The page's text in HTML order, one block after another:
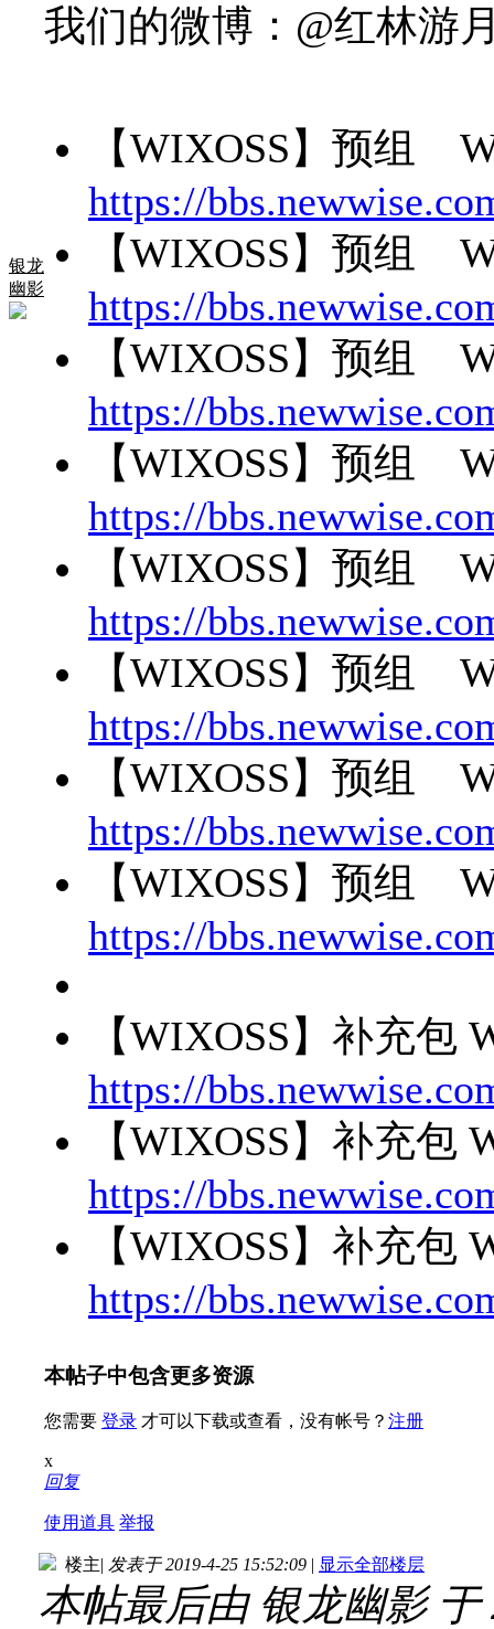
银龙
幽影
我们的微博：@红林游
【WIXOSS】预组
https://
【WIXOSS】预组
https://
【WIXOSS】预组
https://
【WIXOSS】预组
https://
【WIXOSS】预组
https://
【WIXOSS】预组
https://
【WIXOSS】预组
https://
【WIXOSS】预组
https://
【WIXOSS】补充包
https://
【WIXOSS】补充包
https://
【WIXOSS】补充包
https://
本帖子中包含更多资源
您需要 登录 才可以下载或查看，没有帐号？ 注册
x
回复
使用道具 举报
楼主| 发表于 2019-4-25 15:52:09 | 显示全部楼层
本帖最后由 银龙幽影 于